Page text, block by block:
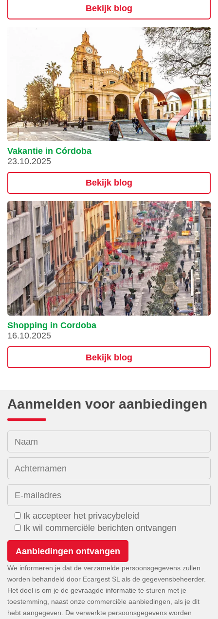
Bekijk blog
Vakantie in Córdoba
23.10.2025
Bekijk blog
Shopping in Cordoba
16.10.2025
Bekijk blog
Aanmelden voor aanbiedingen
Naam
Achternamen
E-mailadres
Ik accepteer het privacybeleid
Ik wil commerciële berichten ontvangen
We informeren je dat de verzamelde persoonsgegevens zullen
worden behandeld door Ecargest SL als de gegevensbeheerder.
Het doel is om je de gevraagde informatie te sturen met je
toestemming, naast onze commerciële aanbiedingen, als je dit
hebt aangegeven. De verwerkte persoonsgegevens worden